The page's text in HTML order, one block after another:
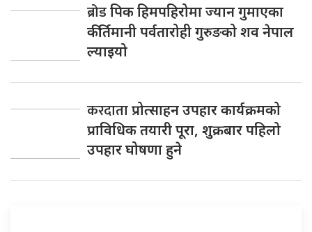
ब्रोडपिक हिमपहिरोमा ज्यान गुमाएका
कीर्तिमानी पर्वतारोही गुरुङको शव नेपाल
ल्याइयो
करदाताप्रोत्साहन उपहार कार्यक्रमको
प्राविधिक तयारी पूरा, शुक्रबार पहिलो
उपहार घोषणा हुने